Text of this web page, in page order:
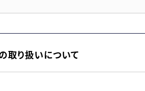
取り扱いについて